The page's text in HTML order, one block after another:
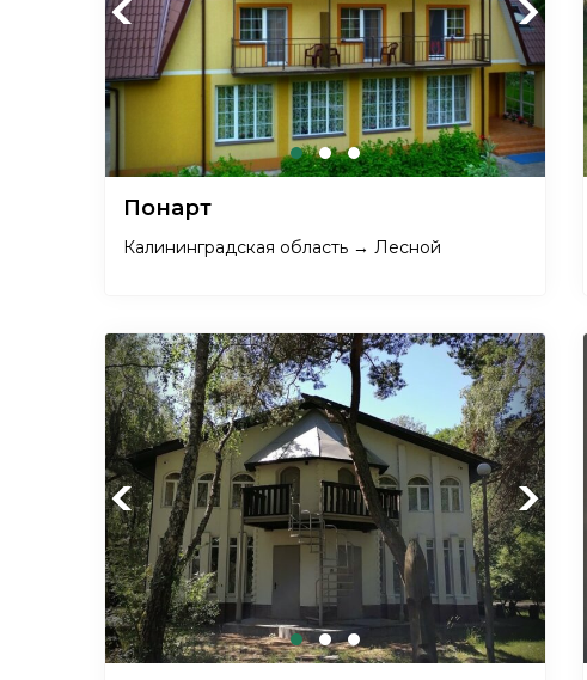
Previous Next
Понарт
Калининградская область → Лесной
Previous Next